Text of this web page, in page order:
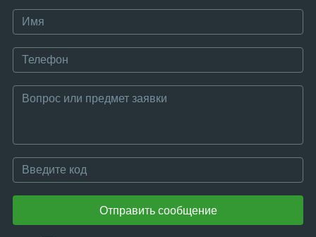
Отправить сообщение